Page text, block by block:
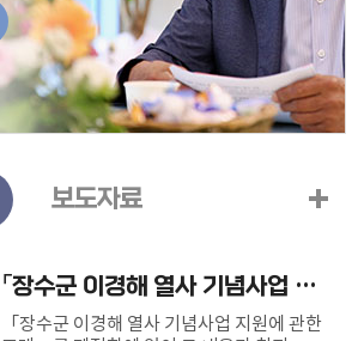
「장수군 이경해 열사 기념사업 지원에 관한 조례안」입법예고
「장수군 이경해 열사 기념사업 지원에 관한
보도자료